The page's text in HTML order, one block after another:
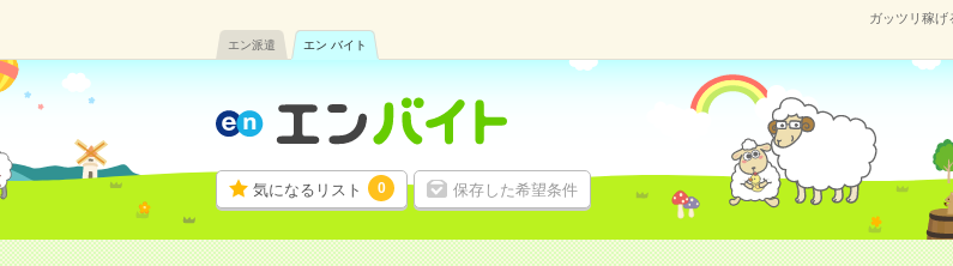
ガッツリ稼げ
エン派遣 エン バイト
気になるリスト 0 保存した希望条件